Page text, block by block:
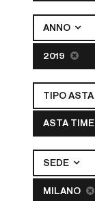
ANNO
2019
TIPO ASTA
ASTA TIME
SEDE
MILANO